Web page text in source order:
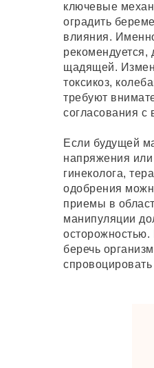
ключевые
оградить
влияния.
рекомендуется,
щадящей.
токсикоз,
требуют
согласования с
Если будущей
напряжения или
гинеколога,
одобрения
приемы в
манипуляции
беречь